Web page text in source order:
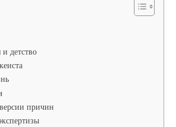
детство
причин